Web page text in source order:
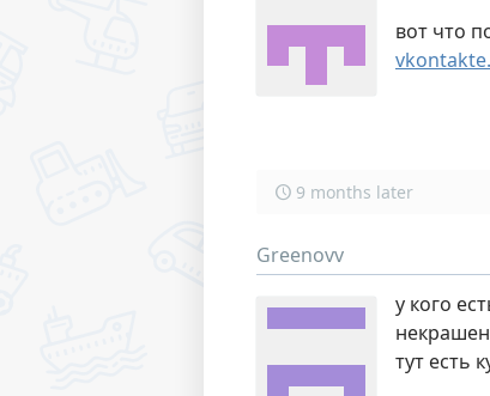
вот что
9 months later
Greenovv
у кого
тут есть